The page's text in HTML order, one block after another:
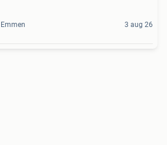
Emmen 3 aug 26